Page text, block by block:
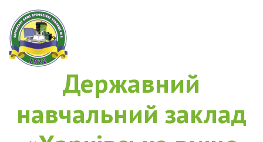
Державний
навчальний заклад